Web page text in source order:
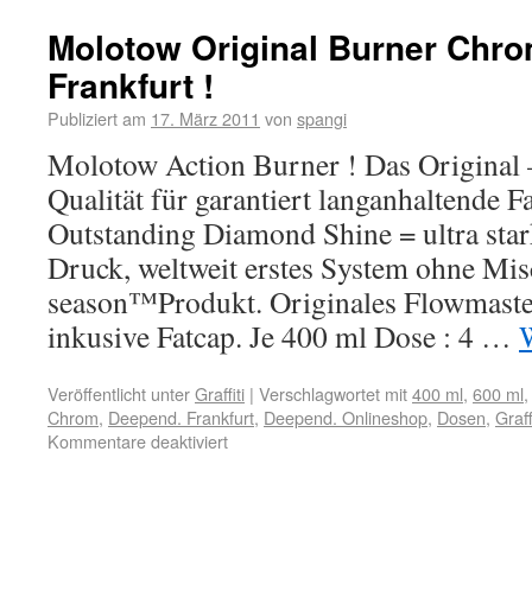
Molotow Original Burner
Frankfurt !
Publiziert am 17. März 2011 von spangi
Molotow Action Burner ! Das Original
Qualität für garantiert langanhaltende
Outstanding Diamond Shine = ultra
Druck, weltweit erstes System ohne
season™Produkt. Originales
inkusive Fatcap. Je 400 ml Dose : 4 …
Veröffentlicht unterGraffiti | Verschlagwortet mit400 ml, 600 ml,
Chrom, Deepend. Frankfurt, Deepend. Onlineshop, Dosen,
Kommentare deaktiviert